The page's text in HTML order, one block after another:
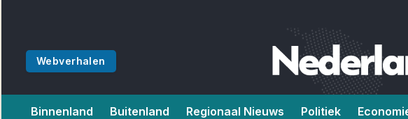
Webverhalen
Binnenland Buitenland Regionaal Nieuws Politiek